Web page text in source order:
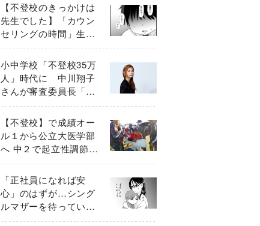
【不登校のきっかけは
先生でした】「カウン
セリングの時間」生徒
の情報をバラしたの
は…《第２話》
小中学校「不登校35万
人」時代に 中川翔子
さんが審査委員長「不
登校生動画甲子園
2026」が開催
【不登校】で成績オー
ル１から公立大医学部
へ 中２で起立性調節障
害「治るまで３年」の
診断 そのとき母は
「正社員になれば安
心」のはずが…シング
ルマザーを待ってい
た“魔の２年間”【前編】